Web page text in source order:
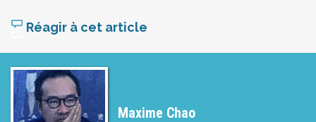
Réagir à cet article
Maxime Chao